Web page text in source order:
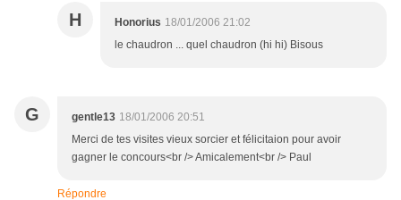
H Honorius 18/01/2006 21:02
le chaudron ... quel chaudron (hi hi) Bisous
G gentle13 18/01/2006 20:51
Merci de tes visites vieux sorcier et félicitaion pour avoir
gagner le concours<br /> Amicalement<br /> Paul
Répondre